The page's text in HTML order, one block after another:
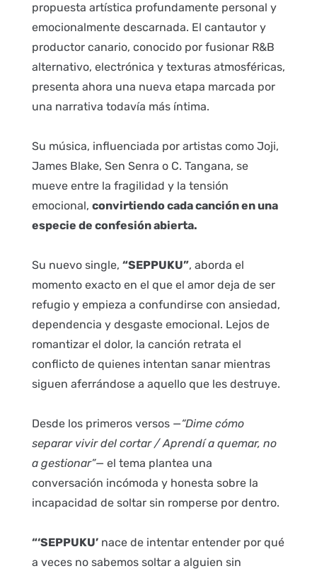
propuesta artística profundamente personal y
emocionalmente descarnada. El cantautor y
productor canario, conocido por fusionar R&B
alternativo, electrónica y texturas atmosféricas,
presenta ahora una nueva etapa marcada por
una narrativa todavía más íntima.
Su música, influenciada por artistas como Joji,
James Blake, Sen Senra o C. Tangana, se
mueve entre la fragilidad y la tensión
emocional, convirtiendo cada canción en una
especie de confesión abierta.
Su nuevo single, “SEPPUKU”, aborda el
momento exacto en el que el amor deja de ser
refugio y empieza a confundirse con ansiedad,
dependencia y desgaste emocional. Lejos de
romantizar el dolor, la canción retrata el
conflicto de quienes intentan sanar mientras
siguen aferrándose a aquello que les destruye.
Desde los primeros versos —“Dime cómo
separar vivir del cortar / Aprendí a quemar, no
a gestionar”— el tema plantea una
conversación incómoda y honesta sobre la
incapacidad de soltar sin romperse por dentro.
“‘SEPPUKU’nace de intentar entender por qué
a veces no sabemos soltar a alguien sin